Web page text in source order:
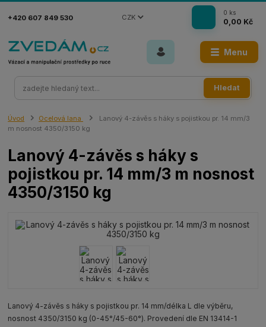
Menu
CZK
Hledat
+420 607 849 530
0 ks
0,00 Kč
Úvod Ocelová lana
Lanový 4-závěs s háky s pojistkou pr. 14 mm/3
m nosnost 4350/3150 kg
Lanový 4-závěs s háky s
pojistkou pr. 14 mm/3 m nosnost
4350/3150 kg
Lanový 4-závěs s háky s pojistkou pr. 14 mm/délka L dle výběru,
nosnost 4350/3150 kg (0-45°/45-60°). Provedení dle EN 13414-1